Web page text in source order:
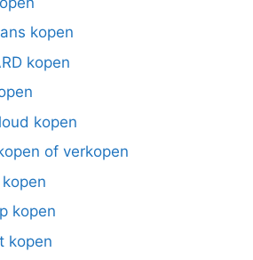
kopen
kopen
kopen
of verkopen
kopen
kopen